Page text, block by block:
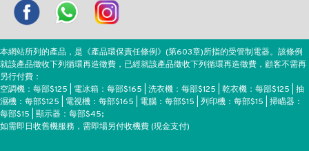
本網站所列的產品，是《產品環保責任條例》(第603章)所指的受管制電器。該條例
就該產品徵收下列循環再造徵費，已經就該產品徵收下列循環再造徵費，顧客不需再
另行付費：
空調機：每部$125 | 電冰箱：每部$165 | 洗衣機：每部$125 | 乾衣機：每部$125 | 抽
濕機：每部$125 | 電視機：每部$165 | 電腦：每部$15 | 列印機：每部$15 | 掃瞄器：
每部$15 | 顯示器：每部$45;
如需即日收舊機服務，需即場另付收機費 (現金支付)